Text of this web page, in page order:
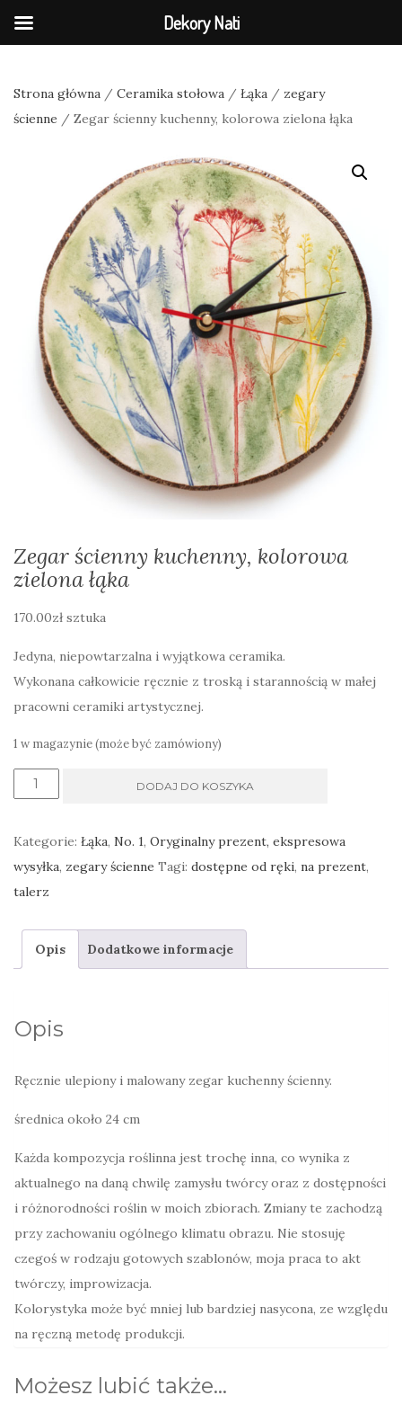
Strona główna / Ceramika stołowa / Łąka / zegary
ścienne / Zegar ścienny kuchenny, kolorowa zielona łąka
Zegar ścienny kuchenny, kolorowa
zielona łąka
170.00zł sztuka
Jedyna, niepowtarzalna i wyjątkowa ceramika.
Wykonana całkowicie ręcznie z troską i starannością w małej
pracowni ceramiki artystycznej.
1 w magazynie (może być zamówiony)
ilość
łąka
DODAJ DO KOSZYKA
Kategorie: Łąka, No. 1, Oryginalny prezent, ekspresowa
wysyłka, zegary ścienne Tagi: dostępne od ręki, na prezent,
talerz
Opis Dodatkowe informacje
Opis
Ręcznie ulepiony i malowany zegar kuchenny ścienny.
średnica około 24 cm
Każda kompozycja roślinna jest trochę inna, co wynika z
aktualnego na daną chwilę zamysłu twórcy oraz z dostępności
i różnorodności roślin w moich zbiorach. Zmiany te zachodzą
przy zachowaniu ogólnego klimatu obrazu. Nie stosuję
czegoś w rodzaju gotowych szablonów, moja praca to akt
twórczy, improwizacja.
Kolorystyka może być mniej lub bardziej nasycona, ze względu
na ręczną metodę produkcji.
Możesz lubić także…
Dekory Nati